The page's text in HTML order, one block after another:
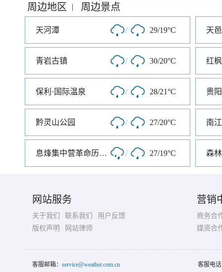
周边地区 | 周边景点
天河潭 / 29/19°C
青岩古镇 / 30/20°C 红
保利·国际温泉 / 28/21°C 贵
黔灵山公园 / 27/20°C 南
息烽集中营革命历史纪念馆 / 27/19°C 森
网站服务
关于我们 联系我们
用户反馈
版权声明
网站律师
营销
商务合
媒资合
客服邮箱： service@weather.com.cn 客服电